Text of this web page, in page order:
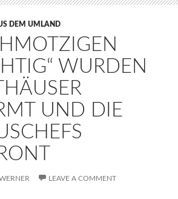
DEM UMLAND
WURDEN
UND DIE
LEAVE A COMMENT